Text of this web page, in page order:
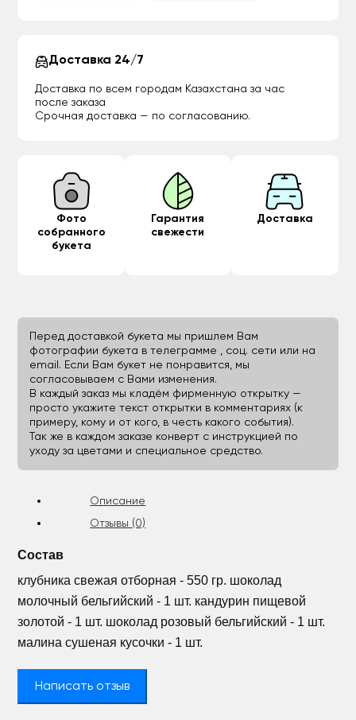
Доставка 24/7
Доставка по всем городам Казахстана за час
после заказа
Срочная доставка — по согласованию.
Фото
собранного
букета
Гарантия
свежести
Доставка
Перед доставкой букета мы пришлем Вам
фотографии букета в телеграмме , соц. сети или на
email. Если Вам букет не понравится, мы
согласовываем с Вами изменения.
В каждый заказ мы кладём фирменную открытку —
просто укажите текст открытки в комментариях (к
примеру, кому и от кого, в честь какого события).
Так же в каждом заказе конверт с инструкцией по
уходу за цветами и специальное средство.
Описание
Отзывы (0)
Состав
клубника свежая отборная - 550 гр. шоколад
молочный бельгийский - 1 шт. кандурин пищевой
золотой - 1 шт. шоколад розовый бельгийский - 1 шт.
малина сушеная кусочки - 1 шт.
Написать отзыв